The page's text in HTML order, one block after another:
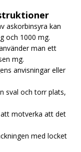
askorbinsyra kan
och 1000 mg.
man ett
mg.
anvisningar eller
sval och torr plats,
motverka att det
med locket